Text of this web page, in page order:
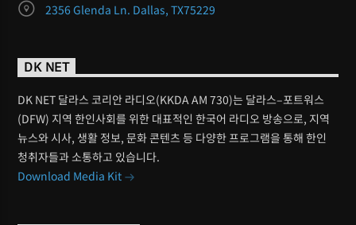
2356 Glenda Ln. Dallas, TX75229
DK NET
DK NET 달라스 코리안 라디오(KKDA AM 730)는 달라스–포트워스
(DFW) 지역 한인사회를 위한 대표적인 한국어 라디오 방송으로, 지역
뉴스와 시사, 생활 정보, 문화 콘텐츠 등 다양한 프로그램을 통해 한인
청취자들과 소통하고 있습니다.
Download Media Kit